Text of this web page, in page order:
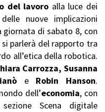
del lavoro alla luce dei
nuove implicazioni
giornata di sabato 8, con
parlerà del rapporto tra
all’etica della robotica.
Carrozza, Susanna
eRobin Hanson.
dell’economia, con
Scena digitale